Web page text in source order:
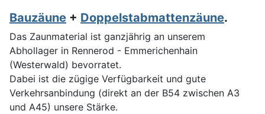
Bauzäune + Doppelstabmattenzäune.
Das Zaunmaterial ist ganzjährig an unserem
Abhollager in Rennerod - Emmerichenhain
(Westerwald) bevorratet.
Dabei ist die zügige Verfügbarkeit und gute
Verkehrsanbindung (direkt an der B54 zwischen A3
und A45) unsere Stärke.